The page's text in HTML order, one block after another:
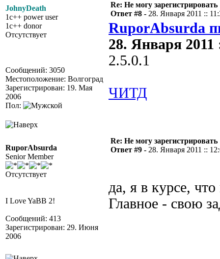
JohnyDeath
1c++ power user
1c++ donor
Отсутствует
Сообщений: 3050
Местоположение: Волгоград
Зарегистрирован: 19. Мая
2006
Пол:
Re: Не могу
Ответ #8 - 28. Января 2011 ::
RuporAbsurda
28. Января 2011
2.5.0.1
ЧИТД
RuporAbsurda
Senior Member
Отсутствует
I Love YaBB 2!
Сообщений: 413
Зарегистрирован: 29. Июня
2006
Re: Не могу
Ответ #9 - 28. Января 2011 ::
да, я в курсе, что
Главное - свою